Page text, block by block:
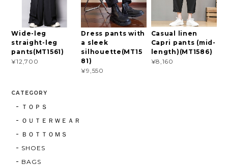
Wide-leg
straight-leg
pants(MT1561)
¥12,700
Dress pants with
a sleek
silhouette(MT15
81)
¥9,550
Casual linen
Capri pants (mid-
length)(MT1586)
¥8,160
CATEGORY
ＴＯＰＳ
ＯＵＴＥＲＷＥＡＲ
ＢＯＴＴＯＭＳ
SHOES
BAGS